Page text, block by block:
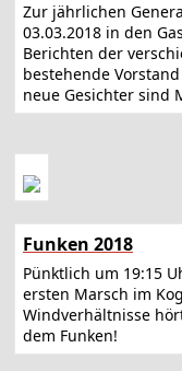
Zur jährlichen
03.03.2018 in den
Berichten der
bestehende
neue Gesichter sind
Funken 2018
Pünktlich um 19:15
ersten Marsch im
Windverhältnisse
dem Funken!